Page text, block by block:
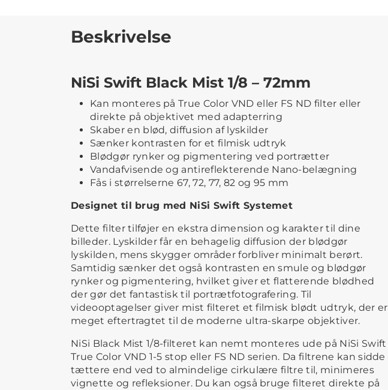
Beskrivelse
NiSi Swift Black Mist 1/8 – 72mm
Kan monteres på True Color VND eller FS ND filter eller
direkte på objektivet med adapterring
Skaber en blød, diffusion af lyskilder
Sænker kontrasten for et filmisk udtryk
Blødgør rynker og pigmentering ved portrætter
Vandafvisende og antireflekterende Nano-belægning
Fås i størrelserne 67, 72, 77, 82 og 95 mm
Designet til brug med NiSi Swift Systemet
Dette filter tilføjer en ekstra dimension og karakter til dine
billeder. Lyskilder får en behagelig diffusion der blødgør
lyskilden, mens skygger områder forbliver minimalt berørt.
Samtidig sænker det også kontrasten en smule og blødgør
rynker og pigmentering, hvilket giver et flatterende blødhed
der gør det fantastisk til portrætfotografering. Til
videooptagelser giver mist filteret et filmisk blødt udtryk, der er
meget eftertragtet til de moderne ultra-skarpe objektiver.
NiSi Black Mist 1/8-filteret kan nemt monteres ude på NiSi Swift
True Color VND 1-5 stop eller FS ND serien. Da filtrene kan sidde
tættere end ved to almindelige cirkulære filtre til, minimeres
vignette og refleksioner. Du kan også bruge filteret direkte på